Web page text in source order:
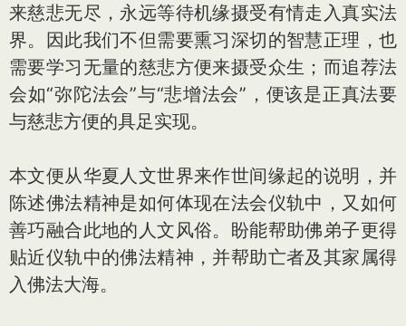
来慈悲无尽，永远等待机缘摄受有情走入真实法
界。因此我们不但需要熏习深切的智慧正理，也
需要学习无量的慈悲方便来摄受众生；而追荐法
会如“弥陀法会”与“悲增法会”，便该是正真法要
与慈悲方便的具足实现。
本文便从华夏人文世界来作世间缘起的说明，并
陈述佛法精神是如何体现在法会仪轨中，又如何
善巧融合此地的人文风俗。盼能帮助佛弟子更得
贴近仪轨中的佛法精神，并帮助亡者及其家属得
入佛法大海。